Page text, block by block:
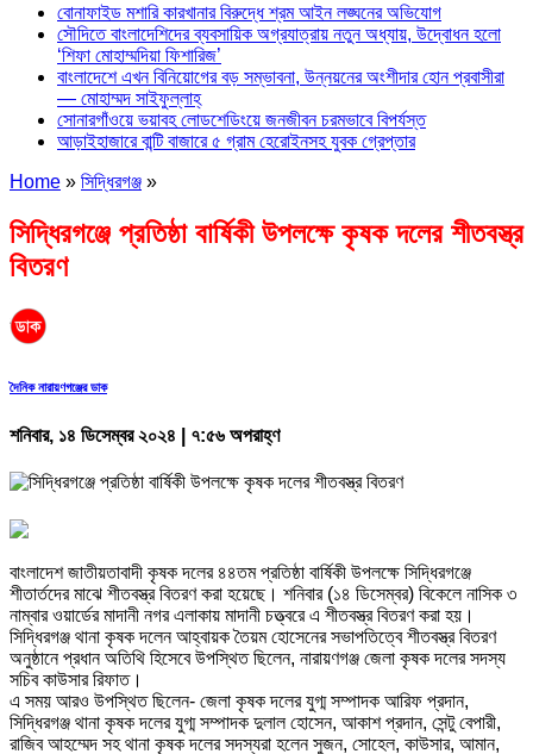
বোনাফাইড মশারি কারখানার বিরুদ্ধে শ্রম আইন লঙ্ঘনের অভিযোগ
সৌদিতে বাংলাদেশিদের ব্যবসায়িক অগ্রযাত্রায় নতুন অধ্যায়, উদ্বোধন হলো
‘শিফা মোহাম্মদিয়া ফিশারিজ’
বাংলাদেশে এখন বিনিয়োগের বড় সম্ভাবনা, উন্নয়নের অংশীদার হোন প্রবাসীরা
— মোহাম্মদ সাইফুল্লাহ্
সোনারগাঁওয়ে ভয়াবহ লোডশেডিংয়ে জনজীবন চরমভাবে বিপর্যস্ত
আড়াইহাজারে বান্টি বাজারে ৫ গ্রাম হেরোইনসহ যুবক গ্রেপ্তার
Home » সিদ্ধিরগঞ্জ »
সিদ্ধিরগঞ্জে প্রতিষ্ঠা বার্ষিকী উপলক্ষে কৃষক দলের শীতবস্ত্র
বিতরণ
দৈনিক নারায়ণগঞ্জের ডাক
শনিবার, ১৪ ডিসেম্বর ২০২৪ | ৭:৫৬ অপরাহ্ণ
বাংলাদেশ জাতীয়তাবাদী কৃষক দলের ৪৪তম প্রতিষ্ঠা বার্ষিকী উপলক্ষে সিদ্ধিরগঞ্জে
শীতার্তদের মাঝে শীতবস্ত্র বিতরণ করা হয়েছে। শনিবার (১৪ ডিসেম্বর) বিকেলে নাসিক ৩
নাম্বার ওয়ার্ডের মাদানী নগর এলাকায় মাদানী চত্ত্বরে এ শীতবস্ত্র বিতরণ করা হয়।
সিদ্ধিরগঞ্জ থানা কৃষক দলেন আহ্বায়ক তৈয়ম হোসেনের সভাপতিত্বে শীতবস্ত্র বিতরণ
অনুষ্ঠানে প্রধান অতিথি হিসেবে উপস্থিত ছিলেন, নারায়ণগঞ্জ জেলা কৃষক দলের সদস্য
সচিব কাউসার রিফাত।
এ সময় আরও উপস্থিত ছিলেন- জেলা কৃষক দলের যুগ্ম সম্পাদক আরিফ প্রদান,
সিদ্ধিরগঞ্জ থানা কৃষক দলের যুগ্ম সম্পাদক দুলাল হোসেন, আকাশ প্রদান, সেন্টু বেপারী,
রাজিব আহম্মেদ সহ থানা কৃষক দলের সদস্যরা হলেন সুজন, সোহেল, কাউসার, আমান,